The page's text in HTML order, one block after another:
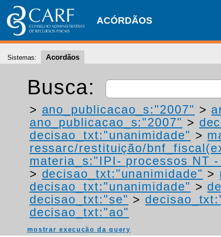
ACÓRDÃOS
Sistemas: Acordãos
Busca:
> ano_publicacao_s:"2007" >
ano_publicacao_s:"2007" >
decisao_txt:"unanimidade" >
ressarc/restituição/
materia_s:"IPI- processos NT
> decisao_txt:"unanimidade" >
decisao_txt:"unanimidade" >
decisao_txt:"se" >
decisao_txt:"ao"
mostrar execução da query